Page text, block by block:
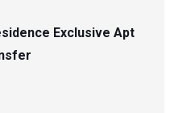
Exclusive Apt